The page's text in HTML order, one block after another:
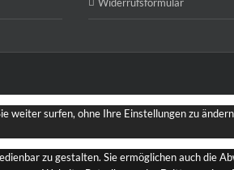
surfen, ohne Ihre Einstellungen zu
zu gestalten. Sie ermöglichen auch die